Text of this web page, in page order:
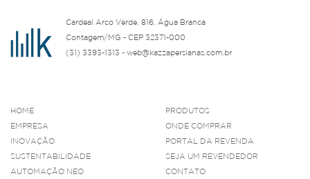
Cardeal Arco Verde, 816, Água Branca
Contagem/MG - CEP 32371-000
(31) 3393-1313 - web@kazzapersianas.com.br
HOME
EMPRESA
INOVAÇÃO
SUSTENTABILIDADE
AUTOMAÇÃO NEO
PRODUTOS
ONDE COMPRAR
PORTAL DA REVENDA
SEJA UM REVENDEDOR
CONTATO